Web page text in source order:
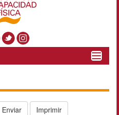
Toggle
Enviar Imprimir